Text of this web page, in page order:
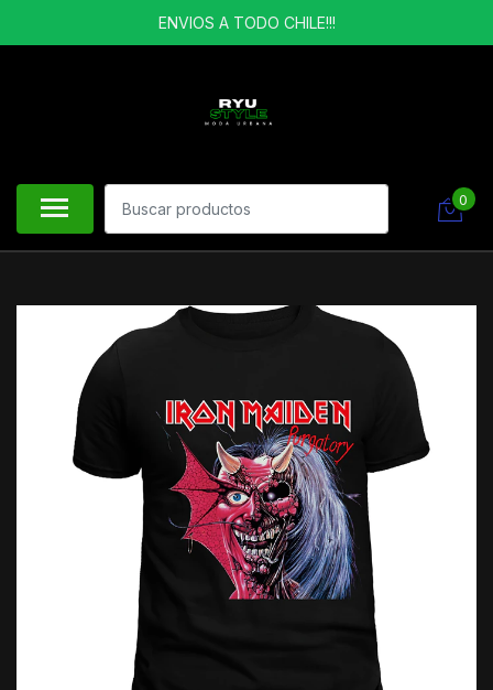
ENVIOS A TODO CHILE!!!
0